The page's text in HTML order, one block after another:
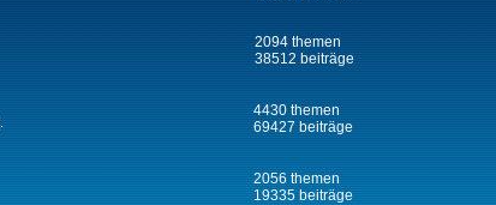
2094 themen
38512 beiträge
4430 themen
69427 beiträge
2056 themen
19335 beiträge